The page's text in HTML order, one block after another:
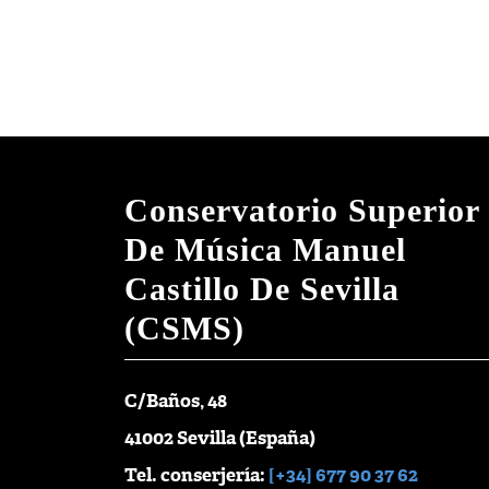
Conservatorio Superior
De Música Manuel
Castillo De Sevilla
(CSMS)
C/Baños, 48
41002 Sevilla (España)
Tel. conserjería: [+34] 677 90 37 62